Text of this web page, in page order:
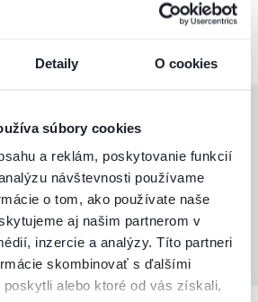
Detaily O cookies
súbory cookies
a reklám, poskytovanie funkcií
návštevnosti používame
o tom, ako používate naše
aj našim partnerom v
inzercie a analýzy. Títo partneri
skombinovať s ďalšími
alebo ktoré od vás získali,
Spustiť chat
montáže
5,0
výrobku
5,0
očakávaniam
5,0
výrobku
5,0
hodnoty a ceny
5,0